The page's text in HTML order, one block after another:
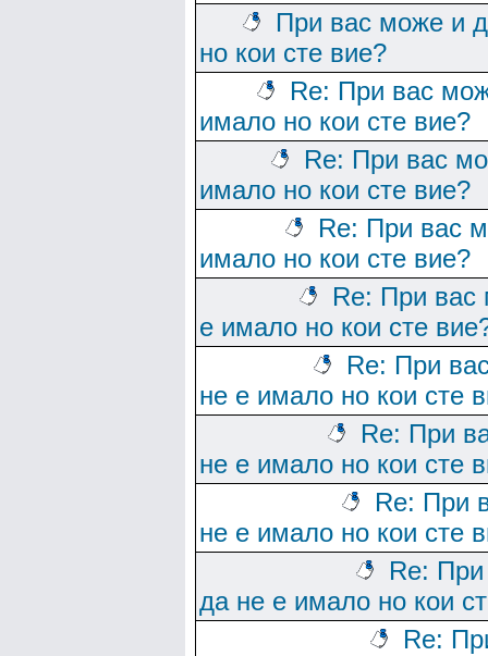
При вас може и
но кои сте вие?
Re: При вас
имало но кои сте вие?
Re: При вас
имало но кои сте вие?
Re: При вас
имало но кои сте вие?
Re: При
е имало но кои сте
Re: При
не е имало но кои сте
Re: При
не е имало но кои сте
Re: При
не е имало но кои сте
Re:
да не е имало но кои
Re: